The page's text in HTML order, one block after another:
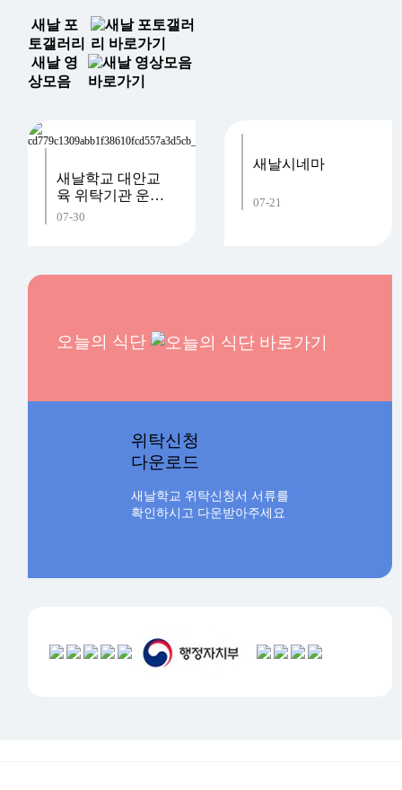
새날 포
토갤러리
새날 영
상모음
새날학교 대안교
육 위탁기관 운영
사…
07-30
새날시네마
07-21
오늘의 식단
위탁신청
다운로드
새날학교 위탁신청서 서류를
확인하시고 다운받아주세요